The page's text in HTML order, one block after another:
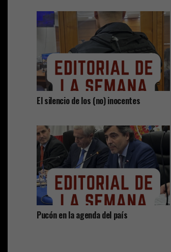
El silencio de los (no) inocentes
Pucón en la agenda del país